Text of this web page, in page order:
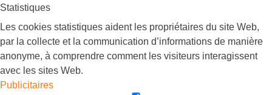
Statistiques
Les cookies statistiques aident les propriétaires du site Web,
par la collecte et la communication d’informations de manière
anonyme, à comprendre comment les visiteurs interagissent
avec les sites Web.
Publicitaires